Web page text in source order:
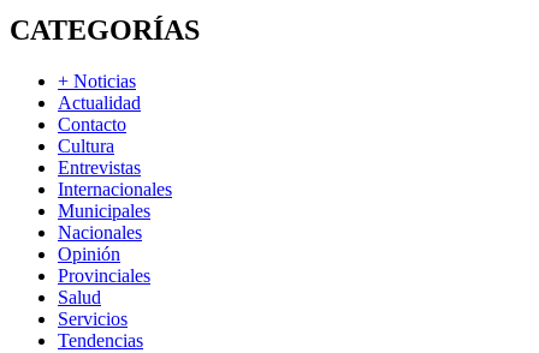
CATEGORÍAS
+ Noticias
Actualidad
Contacto
Cultura
Entrevistas
Internacionales
Municipales
Nacionales
Opinión
Provinciales
Salud
Servicios
Tendencias